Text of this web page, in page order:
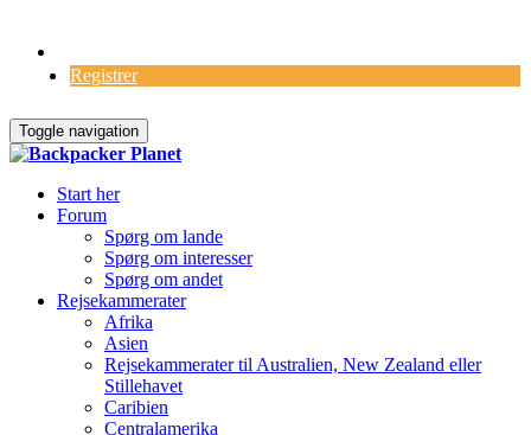
Registrer
Toggle navigation
Start her
Forum
Spørg om lande
Spørg om interesser
Spørg om andet
Rejsekammerater
Afrika
Asien
Rejsekammerater til Australien, New Zealand eller
Stillehavet
Caribien
Centralamerika